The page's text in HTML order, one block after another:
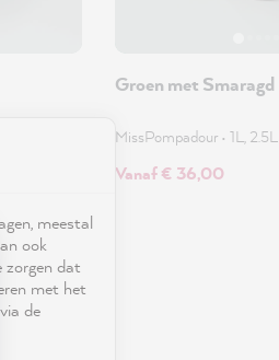
Groen met Smaragd
MissPompadour • 1L, 2.5L
Vanaf € 36,00
meestal
ook
zorgen dat
met het
de